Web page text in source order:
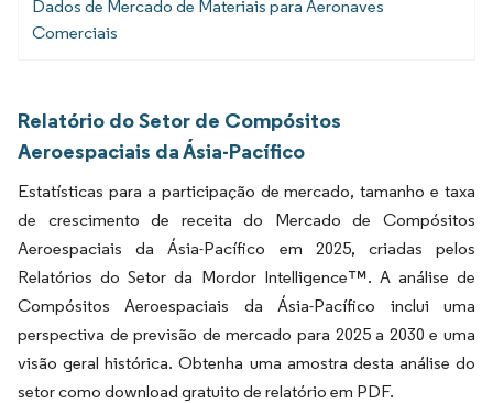
Dados de Mercado de Materiais para Aeronaves
Comerciais
Relatório do Setor de Compósitos
Aeroespaciais da Ásia-Pacífico
Estatísticas para a participação de mercado, tamanho e taxa
de crescimento de receita do Mercado de Compósitos
Aeroespaciais da Ásia-Pacífico em 2025, criadas pelos
Relatórios do Setor da Mordor Intelligence™. A análise de
Compósitos Aeroespaciais da Ásia-Pacífico inclui uma
perspectiva de previsão de mercado para 2025 a 2030 e uma
visão geral histórica. Obtenha uma amostra desta análise do
setor como download gratuito de relatório em PDF.